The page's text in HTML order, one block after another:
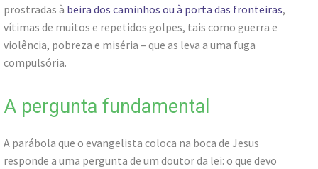
prostradas à beira dos caminhos ou à porta das fronteiras,
vítimas de muitos e repetidos golpes, tais como guerra e
violência, pobreza e miséria – que as leva a uma fuga
compulsória.
A pergunta fundamental
A parábola que o evangelista coloca na boca de Jesus
responde a uma pergunta de um doutor da lei: o que devo